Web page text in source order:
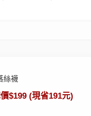
絲襪
$199 (現省191元)